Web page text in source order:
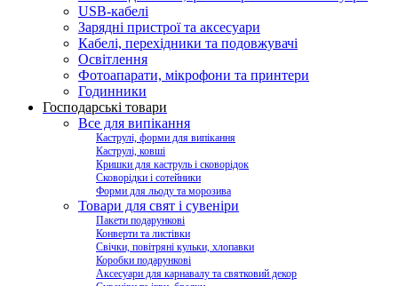
USB-кабелі
Зарядні пристрої та аксесуари
Кабелі, перехідники та подовжувачі
Освітлення
Фотоапарати, мікрофони та принтери
Годинники
Господарські товари
Все для випікання
Каструлі, форми для випікання
Каструлі, ковші
Кришки для каструль і сковорідок
Сковорідки і сотейники
Форми для льоду та морозива
Товари для свят і сувеніри
Пакети подарункові
Конверти та листівки
Свічки, повітряні кульки, хлопавки
Коробки подарункові
Аксесуари для карнавалу та святковий декор